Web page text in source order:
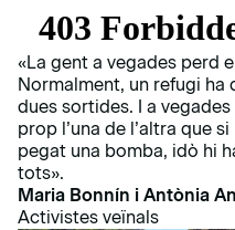
«La gent a vegades perd
Normalment, un refugi ha
dues sortides. I a
prop l’una de l’altra que
pegat una bomba, idò hi
tots».
Maria Bonnín i Antònia
Activistes veïnals